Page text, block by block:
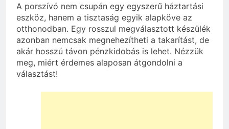
A porszívó nem csupán egy egyszerű háztartási
eszköz, hanem a tisztaság egyik alapköve az
otthonodban. Egy rosszul megválasztott készülék
azonban nemcsak megnehezítheti a takarítást, de
akár hosszú távon pénzkidobás is lehet. Nézzük
meg, miért érdemes alaposan átgondolni a
választást!